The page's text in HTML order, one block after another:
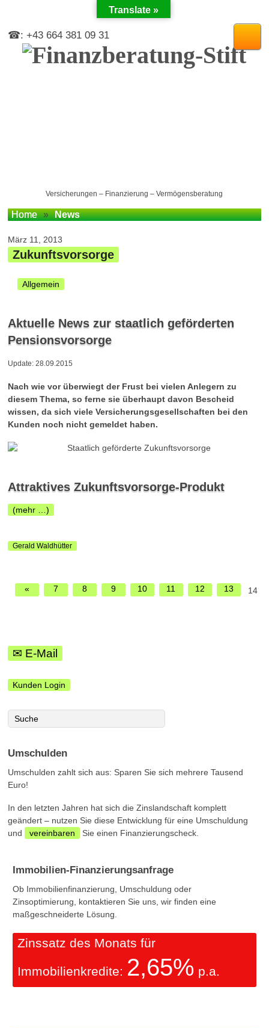
☎: +43 664 381 09 31
Versicherungen – Finanzierung – Vermögensberatung
Home » News
März 11, 2013
Zukunftsvorsorge
Allgemein
Aktuelle News zur staatlich geförderten
Pensionsvorsorge
Update: 28.09.2015
Nach wie vor überwiegt der Frust bei vielen Anlegern zu
diesem Thema, so ferne sie überhaupt davon Bescheid
wissen, da sich viele Versicherungsgesellschaften bei den
Kunden noch nicht gemeldet haben.
Attraktives Zukunftsvorsorge-Produkt
(mehr …)
Gerald Waldhütter
« 7 8 9 10 11 12 13 14
✉ E-Mail
Kunden Login
Umschulden
Umschulden zahlt sich aus: Sparen Sie sich mehrere Tausend
Euro!
In den letzten Jahren hat sich die Zinslandschaft komplett
geändert – nutzen Sie diese Entwicklung für eine Umschuldung
und
vereinbaren Sie einen Finanzierungscheck.
Immobilien-Finanzierungsanfrage
Ob Immobilienfinanzierung, Umschuldung oder
Zinsoptimierung, kontaktieren Sie uns, wir finden eine
maßgeschneiderte Lösung.
Zinssatz des Monats für
Immobilienkredite: 2,65% p.a.
Translate »